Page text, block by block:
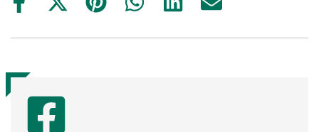
Share
Share
(Twitter)
Share
Share
Share
Share